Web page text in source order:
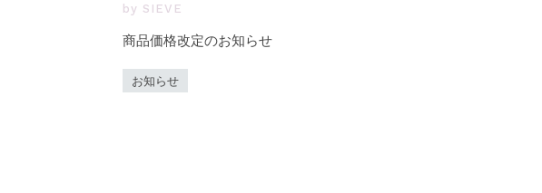
by SIEVE
商品価格改定のお知らせ
お知らせ